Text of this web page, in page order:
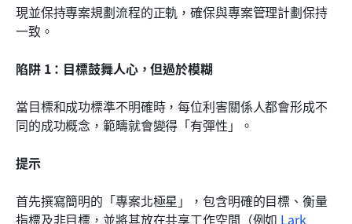
現並保持專案規劃流程的正軌，確保與專案管理計劃保持
一致。
陷阱 1：目標鼓舞人心，但過於模糊
當目標和成功標準不明確時，每位利害關係人都會形成不
同的成功概念，範疇就會變得「有彈性」。
提示
首先撰寫簡明的「專案北極星」，包含明確的目標、衡量
指標及非目標，並將其放在共享工作空間（例如 Lark